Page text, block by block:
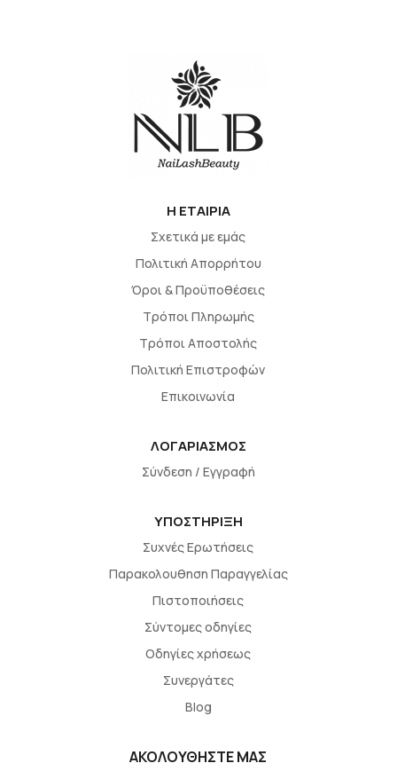
H EΤΑΙΡΙΑ
Σχετικά με εμάς
Πολιτική Απορρήτου
Όροι & Προϋποθέσεις
Τρόποι Πληρωμής
Τρόποι Αποστολής
Πολιτική Επιστροφών
Επικοινωνία
ΛΟΓΑΡΙΑΣΜΟΣ
Σύνδεση / Εγγραφή
ΥΠΟΣΤΗΡΙΞΗ
Συχνές Ερωτήσεις
Παρακολουθηση Παραγγελίας
Πιστοποιήσεις
Σύντομες οδηγίες
Οδηγίες χρήσεως
Συνεργάτες
Blog
ΑΚΟΛΟΥΘΗΣΤΕ ΜΑΣ